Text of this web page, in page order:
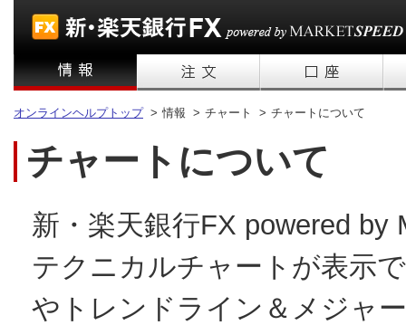
オンラインヘルプトップ> 情報 > チャート > チャートについて
チャートについて
新・楽天銀行FX powered by
テクニカルチャートが表示
やトレンドライン＆メジャ